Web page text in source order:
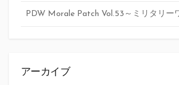
PDW Morale Patch Vol.53～ミリタリー
アーカイブ